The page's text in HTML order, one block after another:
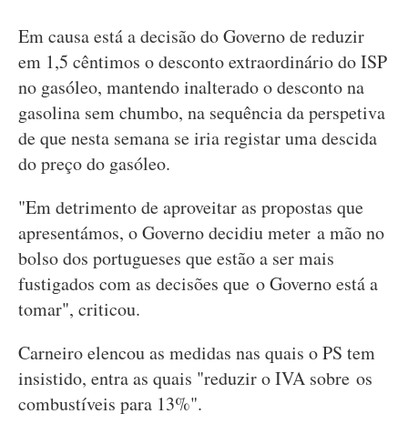
Em causa está a decisão do Governo de reduzir
em 1,5 cêntimos o desconto extraordinário do ISP
no gasóleo, mantendo inalterado o desconto na
gasolina sem chumbo, na sequência da perspetiva
de que nesta semana se iria registar uma descida
do preço do gasóleo.
"Em detrimento de aproveitar as propostas que
apresentámos, o Governo decidiu meter a mão no
bolso dos portugueses que estão a ser mais
fustigados com as decisões que o Governo está a
tomar", criticou.
Carneiro elencou as medidas nas quais o PS tem
insistido, entra as quais "reduzir o IVA sobre os
combustíveis para 13%".